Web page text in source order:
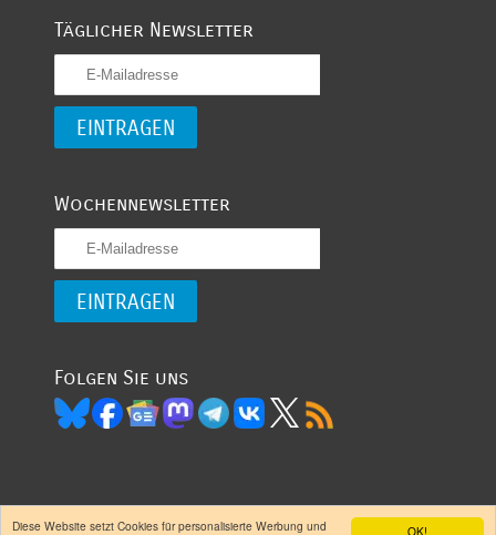
OK!
Diese Website setzt Cookies für personalisierte Werbung und
Täglicher Newsletter
Wochennewsletter
Folgen Sie uns